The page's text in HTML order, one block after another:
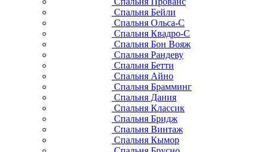
Спальня Бейли
Спальня Ольса-С
Спальня Квадро-С
Спальня Бон Вояж
Спальня Рандеву
Спальня Бетти
Спальня Айно
Спальня Брамминг
Спальня Дания
Спальня Классик
Спальня Бридж
Спальня Винтаж
Спальня Кымор